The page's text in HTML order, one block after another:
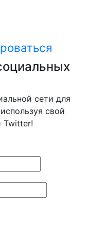
сети для
свой
Twitter!